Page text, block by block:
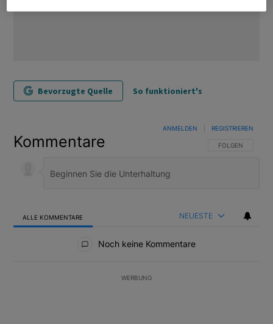
Bevorzugte Quelle So funktioniert's
Kommentare FOLGE DIESER
FOLGEN
ANMELDEN REGISTRIEREN
ALLE KOMMENTARE NEUESTE
Noch keine Kommentare
WERBUNG